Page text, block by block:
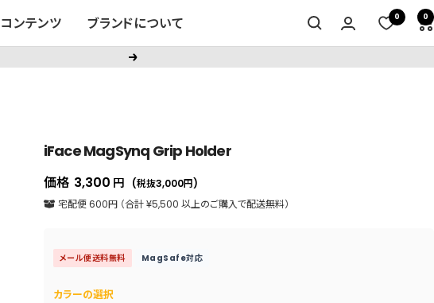
コンテンツ ブランドについて 0 0
次
iFace MagSynq Grip Holder
価格 セ
ー
価
格
3,300 円 (税抜3,000円)
宅配便 600円 （合計 ¥5,500 以上のご購入で配送無料）
メール便送料無料 MagSafe対応
カラーの選択